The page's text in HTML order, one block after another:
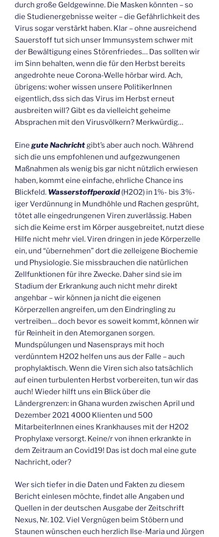
durch große Geldgewinne. Die Masken könnten – so
die Studienergebnisse weiter – die Gefährlichkeit des
Virus sogar verstärkt haben. Klar – ohne ausreichend
Sauerstoff tut sich unser Immunsystem schwer mit
der Bewältigung eines Störenfriedes… Das sollten wir
im Sinn behalten, wenn die für den Herbst bereits
angedrohte neue Corona-Welle hörbar wird. Ach,
übrigens: woher wissen unsere PolitikerInnen
eigentlich, dss sich das Virus im Herbst erneut
ausbreiten will? Gibt es da vielleicht geheime
Absprachen mit den Virusvölkern? Merkwürdig…
Eine gute Nachrichtgibt’s aber auch noch. Während
sich die uns empfohlenen und aufgezwungenen
Maßnahmen als wenig bis gar nicht nützlich erwiesen
haben, kommt eine einfache, ehrliche Chance ins
Blickfeld. Wasserstoffperoxid(H2O2) in 1%- bis 3%-
iger Verdünnung in Mundhöhle und Rachen gesprüht,
tötet alle eingedrungenen Viren zuverlässig. Haben
sich die Keime erst im Körper ausgebreitet, nutzt diese
Hilfe nicht mehr viel. Viren dringen in jede Körperzelle
ein, und “übernehmen” dort die zelleigene Biochemie
und Physiologie. Sie missbrauchen die natürlichen
Zellfunktionen für ihre Zwecke. Daher sind sie im
Stadium der Erkrankung auch nicht mehr direkt
angehbar – wir können ja nicht die eigenen
Körperzellen angreifen, um den Eindringling zu
vertreiben… doch bevor es soweit kommt, können wir
für Reinheit in den Atemorganen sorgen.
Mundspülungen und Nasensprays mit hoch
verdünntem H2O2 helfen uns aus der Falle – auch
prophylaktisch. Wenn die Viren sich also tatsächlich
auf einen turbulenten Herbst vorbereiten, tun wir das
auch! Wieder hilft uns ein Blick über die
Ländergrenzen: in Ghana wurden zwischen April und
Dezember 2021 4000 Klienten und 500
MitarbeiterInnen eines Krankhauses mit der H2O2
Prophylaxe versorgt. Keine/r von ihnen erkrankte in
dem Zeitraum an Covid19! Das ist doch mal eine gute
Nachricht, oder?
Wer sich tiefer in die Daten und Fakten zu diesem
Bericht einlesen möchte, findet alle Angaben und
Quellen in der deutschen Ausgabe der Zeitschrift
Nexus, Nr. 102. Viel Vergnügen beim Stöbern und
Staunen wünschen euch herzlich Ilse-Maria und Jürgen